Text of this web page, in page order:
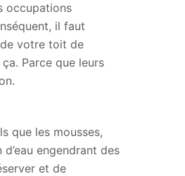
occupations
il faut
votre toit de
Parce que leurs
que les mousses,
engendrant des
et de